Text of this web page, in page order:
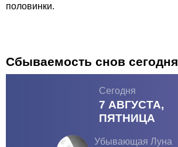
половинки.
Сбываемость снов сегодня
Сегодня
7 АВГУСТА,
ПЯТНИЦА
Убывающая Луна